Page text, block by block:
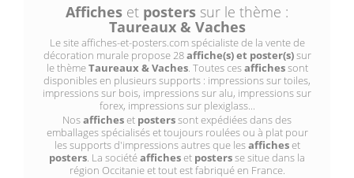
Affiches et posters sur le thème :
Taureaux & Vaches
Le site affiches-et-posters.com spécialiste de la vente de
décoration murale propose 28affiche(s) et poster(s)sur
le thèmeTaureaux & Vaches. Toutes cesaffichessont
disponibles en plusieurs supports : impressions sur toiles,
impressions sur bois, impressions sur alu, impressions sur
forex, impressions sur plexiglass...
Nosafficheset posterssont expédiées dans des
emballages spécialisés et toujours roulées ou à plat pour
les supports d'impressions autres que lesafficheset
posters. La sociétéafficheset postersse situe dans la
région Occitanie et tout est fabriqué en France.